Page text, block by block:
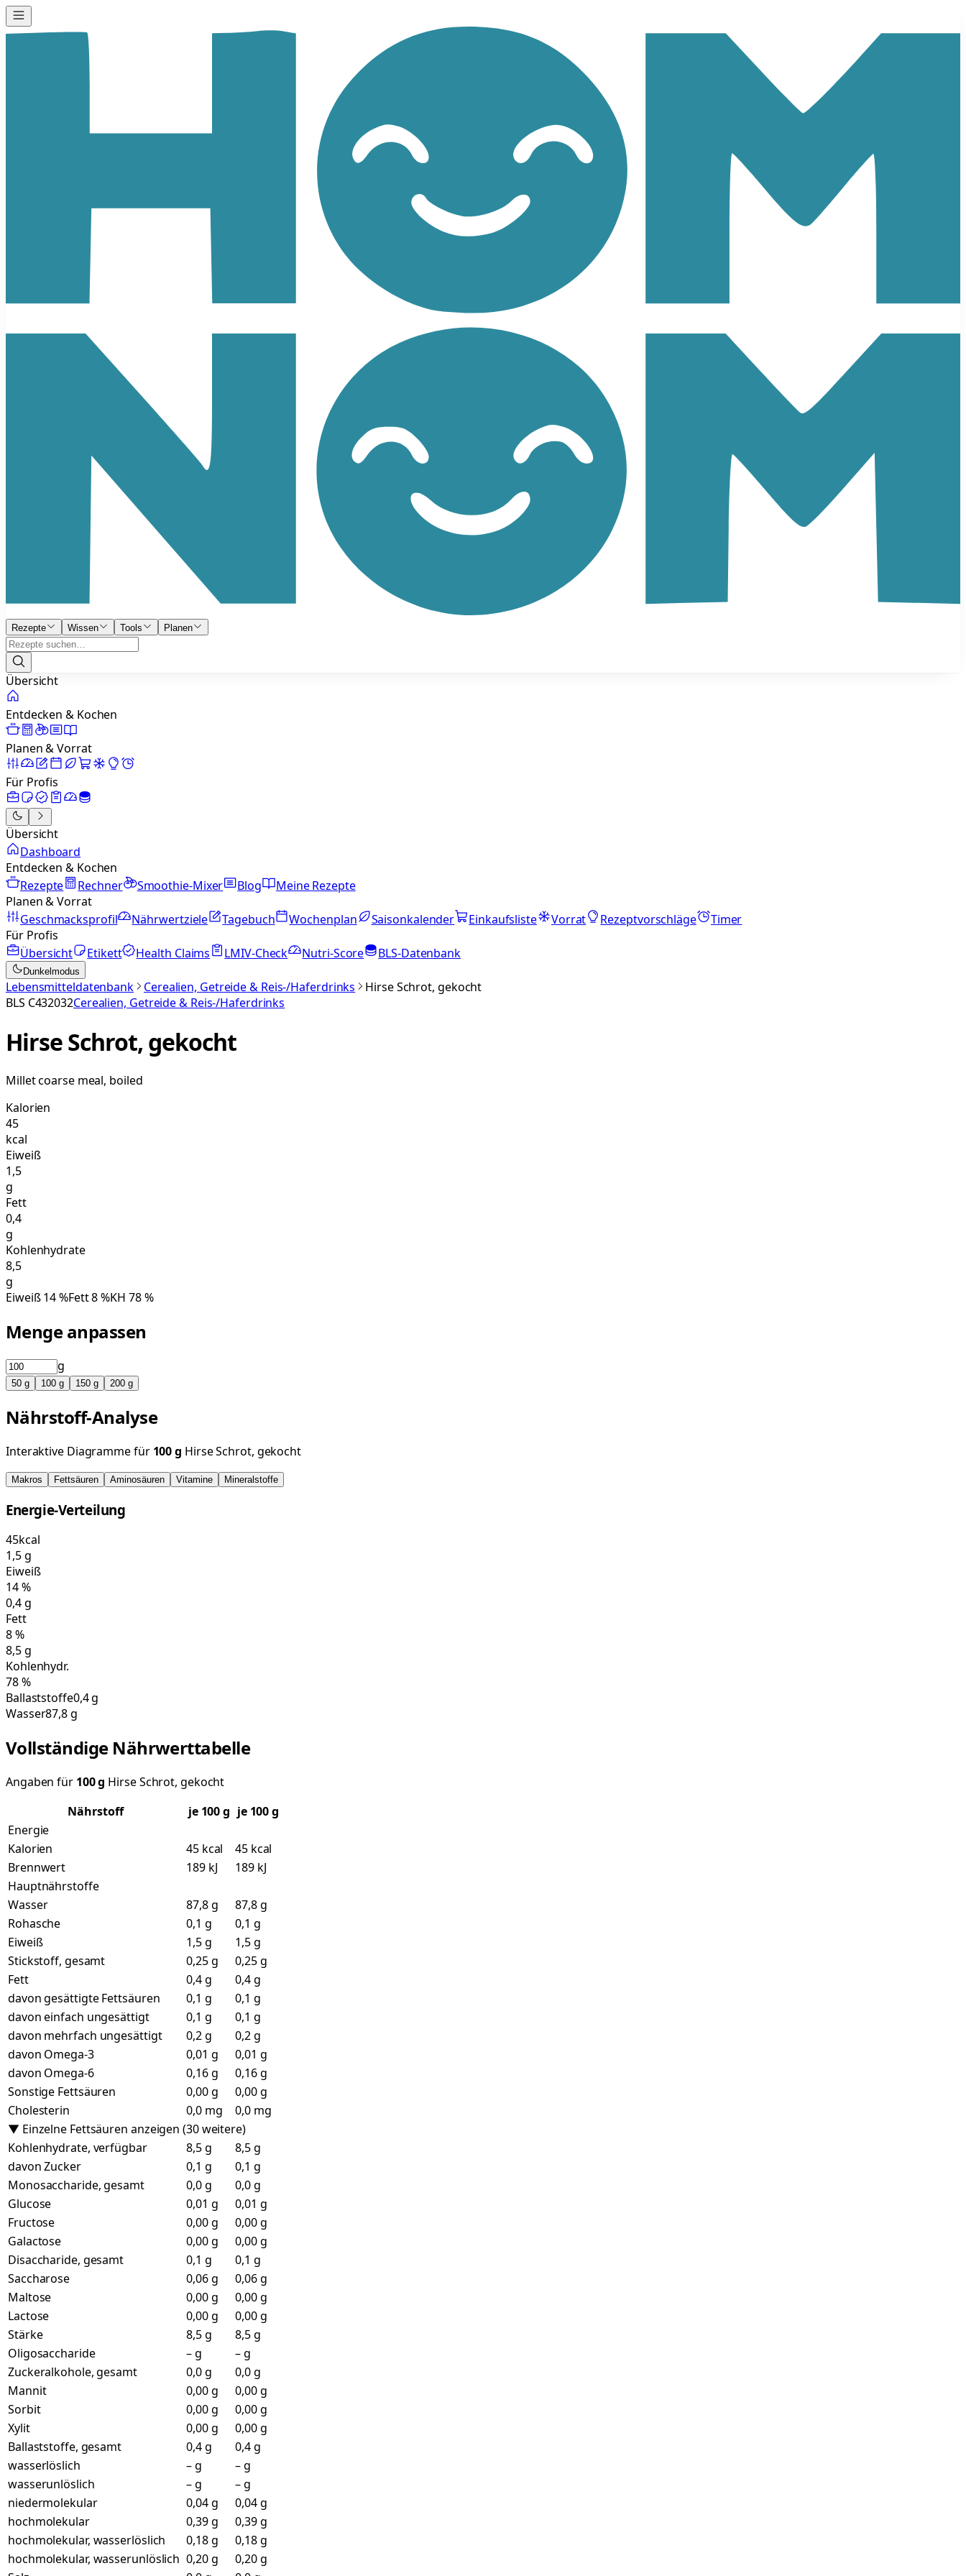
Rezepte Wissen Tools Planen
Übersicht
Entdecken & Kochen
Planen & Vorrat
Für Profis
Übersicht
Dashboard
Entdecken & Kochen
Rezepte
Rechner Smoothie-Mixer Blog
Meine Rezepte
Planen & Vorrat
Geschmacksprofil
Nährwertziele Tagebuch Wochenplan Saisonkalender Einkaufsliste Vorrat Rezeptvorschläge
Timer
Für Profis
Übersicht
Etikett Health Claims LMIV-Check Nutri-Score BLS-Datenbank
Dunkelmodus
Lebensmitteldatenbank Cerealien, Getreide & Reis-/Haferdrinks
Hirse Schrot, gekocht
BLS C432032Cerealien, Getreide & Reis-/Haferdrinks
Hirse Schrot, gekocht
Millet coarse meal, boiled
Kalorien
45
kcal
Eiweiß
1,5
g
Fett
0,4
g
Kohlenhydrate
8,5
g
Eiweiß14%Fett8%KH 78%
Menge anpassen
g
50 g 100 g 150 g 200 g
Nährstoff-Analyse
Interaktive Diagramme für 100g Hirse Schrot, gekocht
Makros Fettsäuren Aminosäuren Vitamine Mineralstoffe
Energie-Verteilung
45kcal
1,5g
Eiweiß
14%
0,4g
Fett
8%
8,5g
Kohlenhydr.
78%
Ballaststoffe0,4 g
Wasser87,8 g
Vollständige Nährwerttabelle
Angaben für 100g Hirse Schrot, gekocht
Nährstoff
je 100g je 100 g
Energie
Kalorien
45 kcal
45 kcal
Brennwert
189 kJ
189 kJ
Hauptnährstoffe
Wasser
87,8 g
87,8 g
Rohasche
0,1 g
0,1 g
Eiweiß
1,5 g
1,5 g
Stickstoff, gesamt
0,25 g
0,25 g
Fett
0,4 g
0,4 g
davon gesättigte Fettsäuren
0,1 g
0,1 g
davon einfach ungesättigt
0,1 g
0,1 g
davon mehrfach ungesättigt
0,2 g
0,2 g
davon Omega-3
0,01 g
0,01 g
davon Omega-6
0,16 g
0,16 g
Sonstige Fettsäuren
0,00 g
0,00 g
Cholesterin
0,0 mg
0,0 mg
▼ Einzelne Fettsäuren anzeigen (30 weitere)
Kohlenhydrate, verfügbar
8,5 g
8,5 g
davon Zucker
0,1 g
0,1 g
Monosaccharide, gesamt
0,0 g
0,0 g
Glucose
0,01 g
0,01 g
Fructose
0,00 g
0,00 g
Galactose
0,00 g
0,00 g
Disaccharide, gesamt
0,1 g
0,1 g
Saccharose
0,06 g
0,06 g
Maltose
0,00 g
0,00 g
Lactose
0,00 g
0,00 g
Stärke
8,5 g
8,5 g
Oligosaccharide
– g
– g
Zuckeralkohole, gesamt
0,0 g
0,0 g
Mannit
0,00 g
0,00 g
Sorbit
0,00 g
0,00 g
Xylit
0,00 g
0,00 g
Ballaststoffe, gesamt
0,4 g
0,4 g
wasserlöslich
– g
– g
wasserunlöslich
– g
– g
niedermolekular
0,04 g
0,04 g
hochmolekular
0,39 g
0,39 g
hochmolekular, wasserlöslich
0,18 g
0,18 g
hochmolekular, wasserunlöslich 0,20 g
0,20 g